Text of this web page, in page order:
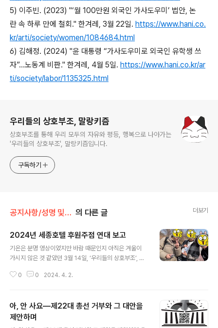
5) 이주빈. (2023) "‘월 100만원 외국인 가사도우미’ 법안, 논
란 속 하루 만에 철회." 한겨레, 3월 22일. https://www.hani.co.
kr/arti/society/women/1084684.html
6) 김해정. (2024) "윤 대통령 “가사도우미로 외국인 유학생 쓰
자”…노동계 비판." 한겨레, 4월 5일. https://www.hani.co.kr/ar
ti/society/labor/1135325.html
우리들의 상호부조, 말랑키즘
상호부조를 통해 우리 모두의 자유와 평등, 행복으로 나아가는
'우리들의 상호부조', 말랑키즘입니다.
구독하기
공지사항/성명 및 활동 의 다른 글 더보기
2024년 세종호텔 후원주점 연대 보고
기온은 분명 영상이었지만 바람 때문인지 아직은 겨울이
가시지 않은 것 같았던 3월 14일, ‘우리들의 상호부조’, 말
호텔 정리해고 노동자의 후원주점에 연대했다. 식권, 뱃지
휴지를 비치하는 식의 일은 학교 축제 때 누구나 해보았을
법한 일이다. 별로 어렵지도, 힘들지도 않은, 그냥 말 그대
로의 ‘잡무’이다. 하지만 뒤따른 주방 일은 규모가 남달랐
0 0 2024. 4. 2.
아, 안 사요―제22대 총선 거부와 그 대안을
제안하며